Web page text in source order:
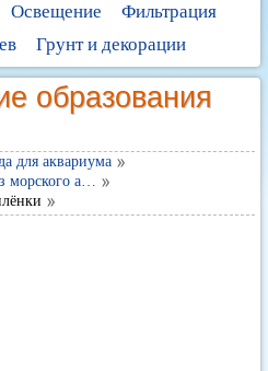
Освещение
Фильтрация
Грунт и декорации
образования
для аквариума
морского а…